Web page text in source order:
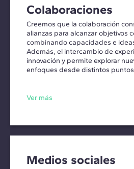
Colaboraciones
Creemos que la colaboración
alianzas para alcanzar objetivos
combinando capacidades e
Además, el intercambio de
innovación y permite explorar
enfoques desde distintos
Ver más
Medios sociales